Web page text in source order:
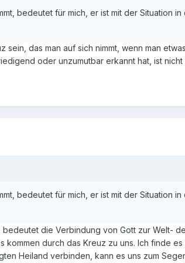
bedeutet für mich, er ist mit der Situation
sein, das man auf sich nimmt, wenn man
oder unzumutbar erkannt hat, ist
bedeutet für mich, er ist mit der Situation
die Verbindung von Gott zur Welt-
kommen durch das Kreuz zu uns. Ich finde
Heiland verbinden, kann es uns zum